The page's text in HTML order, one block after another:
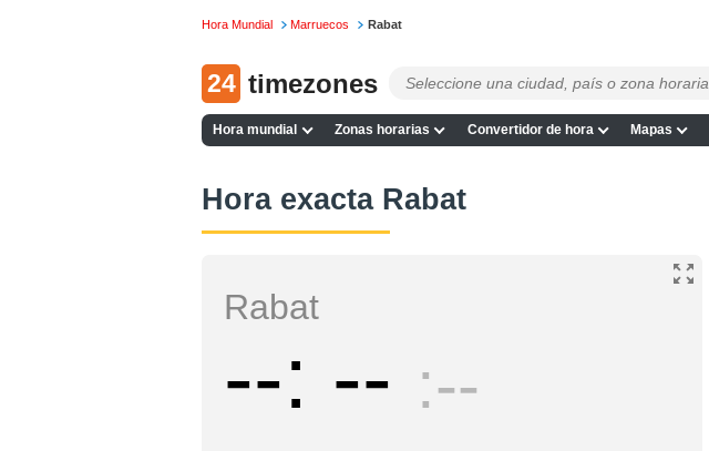
Hora Mundial Marruecos Rabat
24 timezones
Hora mundial Zonas horarias Convertidor de hora Mapas
Hora exacta Rabat
Rabat
-- -- --